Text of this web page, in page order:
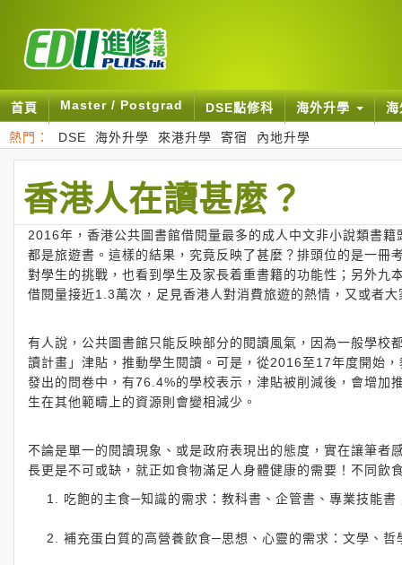
首頁 Master / Postgrad DSE點修科 海外升學
熱門： DSE 海外升學 來港升學 寄宿 內地升學
香港人在讀甚麼？
2016年，香港公共圖書館借閱量最多的成人中文非小說類書
都是旅遊書。這樣的結果，究竟反映了甚麼？排頭位的是一
對學生的挑戰，也看到學生及家長着重書籍的功能性；另外
借閱量接近1.3萬次，足見香港人對消費旅遊的熱情，又或者
有人說，公共圖書館只能反映部分的閱讀風氣，因為一般學
讀計畫」津貼，推動學生閱讀。可是，從2016至17年度開始
發出的問卷中，有76.4%的學校表示，津貼被削減後，會增加
生在其他範疇上的資源則會變相減少。
不論是單一的閱讀現象、或是政府表現出的態度，實在讓筆
長更是不可或缺，就正如食物滿足人身體健康的需要！不同
吃飽的主食─知識的需求：教科書、企管書、專業技能書
補充蛋白質的高營養飲食─思想、心靈的需求：文學、哲